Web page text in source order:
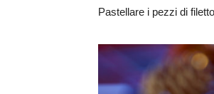
Pastellare i pezzi di